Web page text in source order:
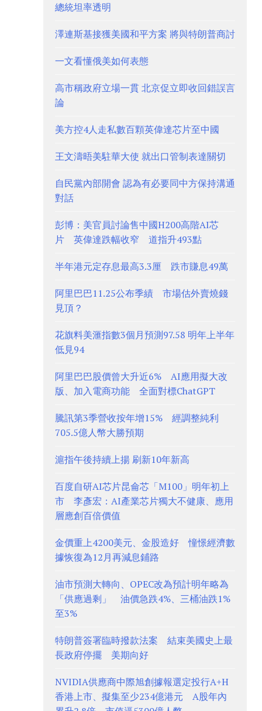
總統坦率透明
澤連斯基接獲美國和平方案 將與特朗普商討
一文看懂俄美如何表態
高市稱政府立場一貫 北京促立即收回錯誤言
論
美方控4人走私數百顆英偉達芯片至中國
王文濤晤美駐華大使 就出口管制表達關切
自民黨內部開會 認為有必要同中方保持溝通
對話
彭博：美官員討論售中國H200高階AI芯
片 英偉達跌幅收窄 道指升493點
半年港元定存息最高3.3厘 跌市賺息49萬
阿里巴巴11.25公布季績 市場估外賣燒錢
見頂？
花旗料美滙指數3個月預測97.58 明年上半年
低見94
阿里巴巴股價曾大升近6% AI應用擬大改
版、加入電商功能 全面對標ChatGPT
騰訊第3季營收按年增15% 經調整純利
705.5億人幣大勝預期
滬指午後持續上揚 刷新10年新高
百度自研AI芯片昆侖芯「M100」明年初上
市 李彥宏：AI產業芯片獨大不健康、應用
層應創百倍價值
金價重上4200美元、金股造好 憧憬經濟數
據恢復為12月再減息鋪路
油市預測大轉向、OPEC改為預計明年略為
「供應過剩」 油價急跌4%、三桶油跌1%
至3%
特朗普簽署臨時撥款法案 結束美國史上最
長政府停擺 美期向好
NVIDIA供應商中際旭創據報選定投行A+H
香港上市、擬集至少234億港元 A股年內